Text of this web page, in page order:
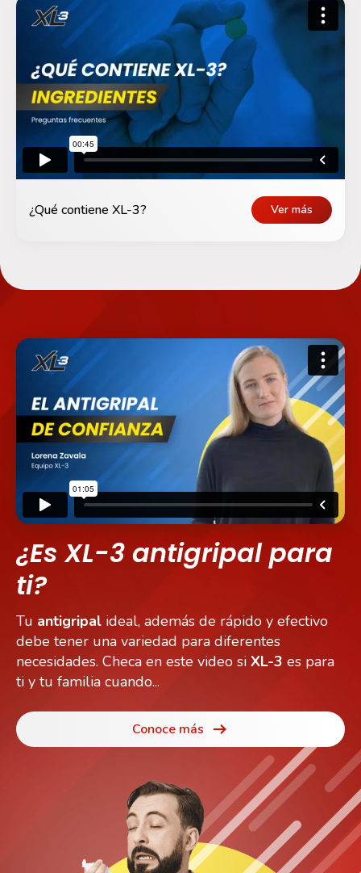
¿Qué contiene XL-3? Ver más
¿Es XL-3 antigripal para
ti?
Tu antigripal ideal, además de rápido y efectivo
debe tener una variedad para diferentes
necesidades. Checa en este video si XL-3 es para
ti y tu familia cuando...
Conoce más